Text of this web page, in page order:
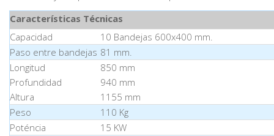
Características Técnicas
Capacidad
10 Bandejas 600x400 mm.
Paso entre bandejas 81 mm.
Longitud
Profundidad
Altura
850 mm
940 mm
1155 mm
Peso
110 Kg
Poténcia
15 KW